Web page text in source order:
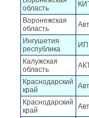
область
Воронежская
область
Ингушетия
республика
ИП
Калужская
область
Краснодарский
край
Краснодарский
край